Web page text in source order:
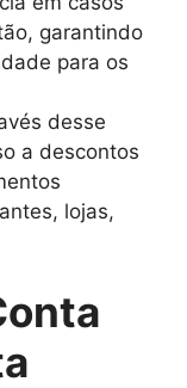
garantindo
para os
desse
a descontos
lojas,